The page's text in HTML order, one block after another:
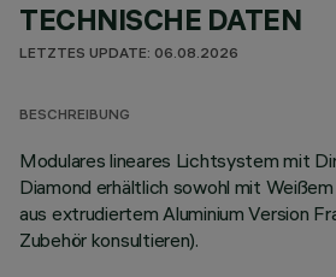
TECHNISCHE DATEN
LETZTES UPDATE: 06.08.2026
BESCHREIBUNG
Modulares lineares Lichtsystem mit
Diamond erhältlich sowohl mit
aus extrudiertem Aluminium Version
Zubehör konsultieren).